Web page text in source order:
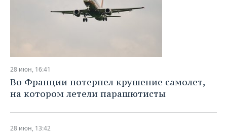
28 июн, 16:41
Во Франции потерпел крушение самолет,
на котором летели парашютисты
28 июн, 13:42